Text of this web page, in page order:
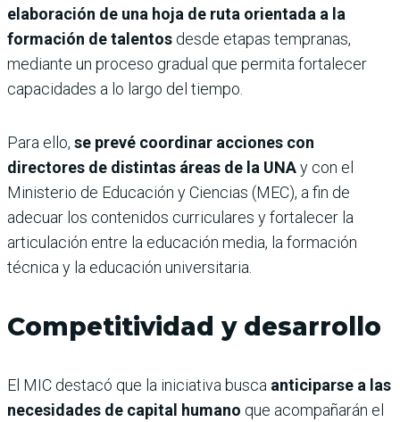
elaboración de una hoja de ruta orientada a la
formación de talentos desde etapas tempranas,
mediante un proceso gradual que permita fortalecer
capacidades a lo largo del tiempo.
Para ello, se prevé coordinar acciones con
directores de distintas áreas de la UNAy con el
Ministerio de Educación y Ciencias (MEC), a fin de
adecuar los contenidos curriculares y fortalecer la
articulación entre la educación media, la formación
técnica y la educación universitaria.
Competitividad y desarrollo
El MIC destacó que la iniciativa busca anticiparse a las
necesidades de capital humano que acompañarán el